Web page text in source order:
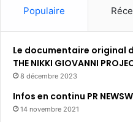
Populaire
Le documentaire original
THE NIKKI GIOVANNI
8 décembre 2023
Infos en continu PR
14 novembre 2021